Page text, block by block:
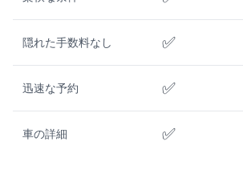
隠れた手数料なし ✅
迅速な予約 ✅
車の詳細 ✅